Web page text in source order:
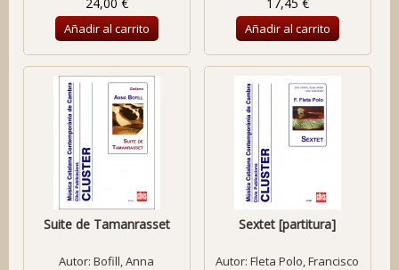
Añadir al carrito Añadir al carrito
Suite de Tamanrasset
Autor:Bofill, Anna
Sextet [partitura]
Autor:Fleta Polo, Francisco